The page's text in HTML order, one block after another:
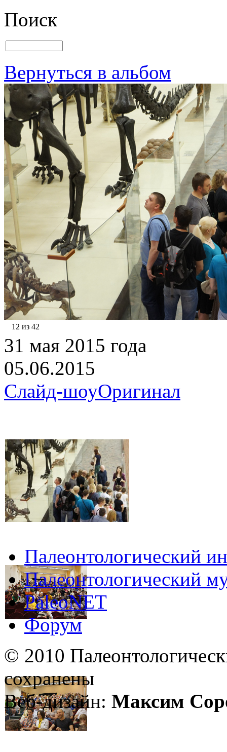
Поиск
Вернуться в альбом
12 из 42
31 мая 2015 года
05.06.2015
Слайд-шоуОригинал
Палеонтологический
Палеонтологический
PaleoNET
Форум
© 2010
сохранены
Веб-дизайн: Максим